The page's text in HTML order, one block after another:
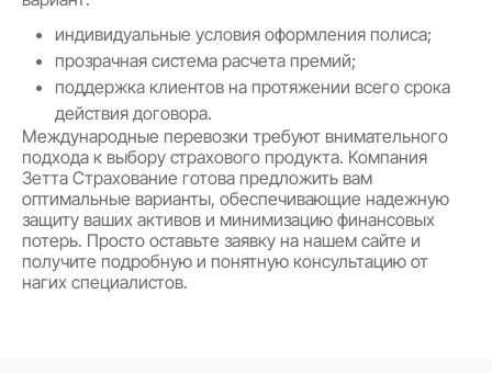
индивидуальные условия оформления полиса;
прозрачная система расчета премий;
поддержка клиентов на протяжении всего срока
действия договора.
Международные перевозки требуют внимательного
подхода к выбору страхового продукта. Компания
Зетта Страхование готова предложить вам
оптимальные варианты, обеспечивающие надежную
защиту ваших активов и минимизацию финансовых
потерь. Просто оставьте заявку на нашем сайте и
получите подробную и понятную консультацию от
нагих специалистов.